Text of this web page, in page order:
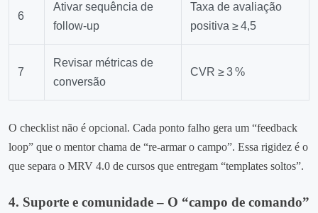
6
Ativar sequência de
follow‑up
Taxa de avaliação
positiva ≥ 4,5
7
Revisar métricas de
conversão
CVR ≥ 3 %
O checklist não é opcional. Cada ponto falho gera um “feedback
loop” que o mentor chama de “re‑armar o campo”. Essa rigidez é o
que separa o MRV 4.0 de cursos que entregam “templates soltos”.
4. Suporte e comunidade – O “campo de comando”